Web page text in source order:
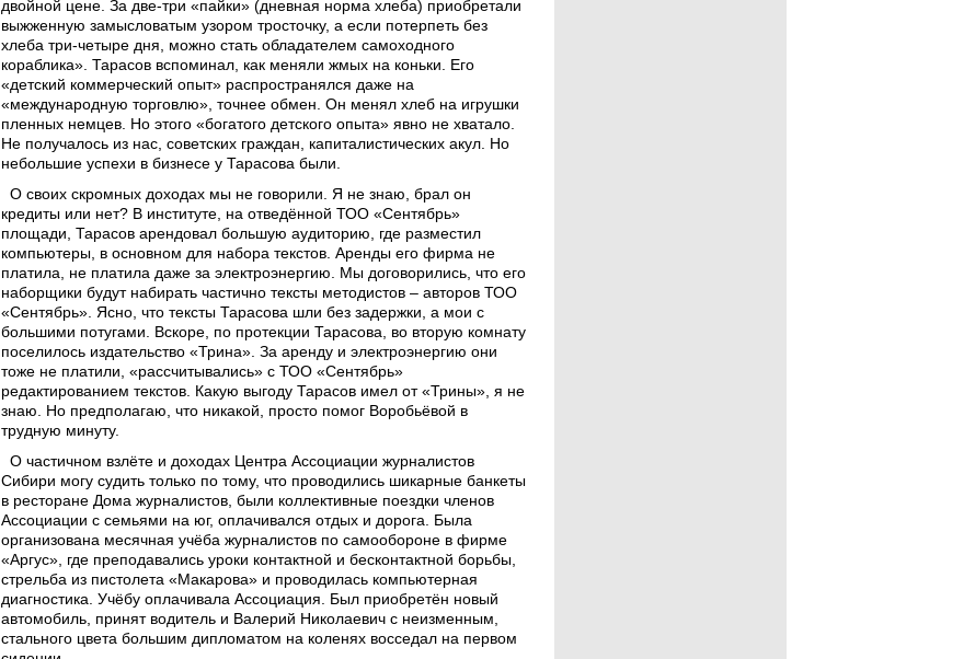
двойной цене. За две-три «пайки» (дневная норма хлеба) приобретали
выжженную замысловатым узором тросточку, а если потерпеть без
хлеба три-четыре дня, можно стать обладателем самоходного
кораблика». Тарасов вспоминал, как меняли жмых на коньки. Его
«детский коммерческий опыт» распространялся даже на
«международную торговлю», точнее обмен. Он менял хлеб на игрушки
пленных немцев. Но этого «богатого детского опыта» явно не хватало.
Не получалось из нас, советских граждан, капиталистических акул. Но
небольшие успехи в бизнесе у Тарасова были.
О своих скромных доходах мы не говорили. Я не знаю, брал он
кредиты или нет? В институте, на отведённой ТОО «Сентябрь»
площади, Тарасов арендовал большую аудиторию, где разместил
компьютеры, в основном для набора текстов. Аренды его фирма не
платила, не платила даже за электроэнергию. Мы договорились, что его
наборщики будут набирать частично тексты методистов – авторов ТОО
«Сентябрь». Ясно, что тексты Тарасова шли без задержки, а мои с
большими потугами. Вскоре, по протекции Тарасова, во вторую комнату
поселилось издательство «Трина». За аренду и электроэнергию они
тоже не платили, «рассчитывались» с ТОО «Сентябрь»
редактированием текстов. Какую выгоду Тарасов имел от «Трины», я не
знаю. Но предполагаю, что никакой, просто помог Воробьёвой в
трудную минуту.
О частичном взлёте и доходах Центра Ассоциации журналистов
Сибири могу судить только по тому, что проводились шикарные банкеты
в ресторане Дома журналистов, были коллективные поездки членов
Ассоциации с семьями на юг, оплачивался отдых и дорога. Была
организована месячная учёба журналистов по самообороне в фирме
«Аргус», где преподавались уроки контактной и бесконтактной борьбы,
стрельба из пистолета «Макарова» и проводилась компьютерная
диагностика. Учёбу оплачивала Ассоциация. Был приобретён новый
автомобиль, принят водитель и Валерий Николаевич с неизменным,
стального цвета большим дипломатом на коленях восседал на первом